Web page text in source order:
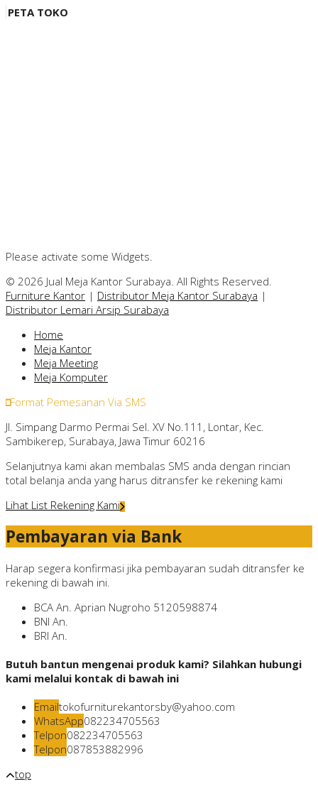
PETA TOKO
Please activate some Widgets.
© 2026 Jual Meja Kantor Surabaya. All Rights Reserved.
Furniture Kantor | Distributor Meja Kantor Surabaya |
Distributor Lemari Arsip Surabaya
Home
Meja Kantor
Meja Meeting
Meja Komputer
Format Pemesanan Via SMS
Jl. Simpang Darmo Permai Sel. XV No.111, Lontar, Kec.
Sambikerep, Surabaya, Jawa Timur 60216
Selanjutnya kami akan membalas SMS anda dengan rincian
total belanja anda yang harus ditransfer ke rekening kami
Lihat List Rekening Kami
Pembayaran via Bank
Harap segera konfirmasi jika pembayaran sudah ditransfer ke
rekening di bawah ini.
BCA An. Aprian Nugroho 5120598874
BNI An.
BRI An.
Butuh bantun mengenai produk kami? Silahkan hubungi
kami melalui kontak di bawah ini
Emailtokofurniturekantorsby@yahoo.com
WhatsApp082234705563
Telpon082234705563
Telpon087853882996
top